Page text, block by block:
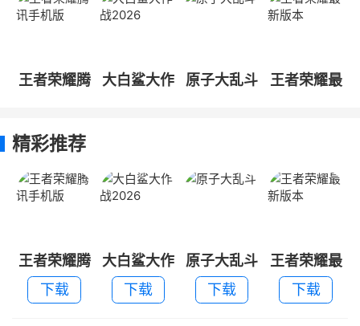
王者荣耀腾
大白鲨大作
原子大乱斗
王者荣耀最
精彩推荐
王者荣耀腾
讯手机版
下载
大白鲨大作
战2026
下载
原子大乱斗
下载
王者荣耀最
新版本
下载